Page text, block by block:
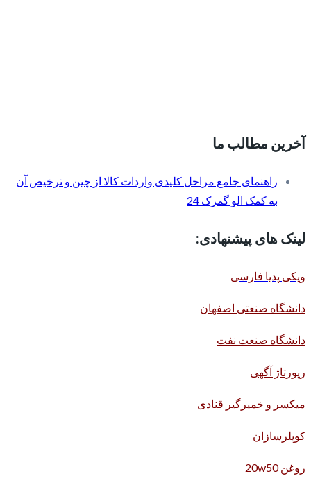
آخرین مطالب ما
راهنمای جامع مراحل کلیدی واردات کالا از چین و ترخیص آن
به کمک الو گمرک 24
لینک های پیشنهادی:
ویکی پدیا فارسی
دانشگاه صنعتی اصفهان
دانشگاه صنعت نفت
رپورتاژ آگهی
میکسر و خمیرگیر قنادی
کوپلرسازان
روغن 20w50